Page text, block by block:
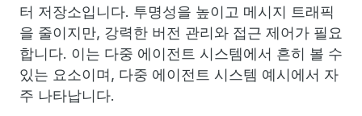
터 저장소입니다. 투명성을 높이고 메시지 트래픽
을 줄이지만, 강력한 버전 관리와 접근 제어가 필요
합니다. 이는 다중 에이전트 시스템에서 흔히 볼 수
있는 요소이며, 다중 에이전트 시스템 예시에서 자
주 나타납니다.